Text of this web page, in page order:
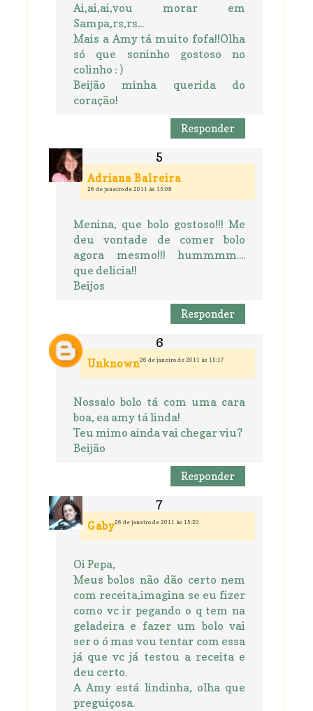
Ai,ai,ai,vou morar em
Sampa,rs,rs...
Mais a Amy tá muito fofa!!Olha
só que soninho gostoso no
colinho : )
Beijão minha querida do
coração!
Responder
Adriana Balreira
26 de janeiro de 2011 às 15:08
Menina, que bolo gostoso!!! Me
deu vontade de comer bolo
agora mesmo!!! hummmm....
que delicia!!
Beijos
Responder
Unknown26 de janeiro de 2011 às 15:17
Nossa!o bolo tá com uma cara
boa, ea amy tá linda!
Teu mimo ainda vai chegar viu?
Beijão
Responder
Gaby26 de janeiro de 2011 às 15:20
Oi Pepa,
Meus bolos não dão certo nem
com receita,imagina se eu fizer
como vc ir pegando o q tem na
geladeira e fazer um bolo vai
ser o ó mas vou tentar com essa
já que vc já testou a receita e
deu certo.
A Amy está lindinha, olha que
preguiçosa.